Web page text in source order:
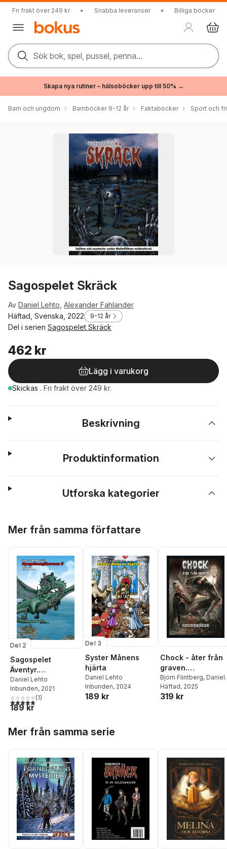
Fri frakt över 249 kr • Snabba leveranser • Billiga böcker
Sök bok, spel, pussel, penna...
Skapa nya rutiner – hälsoböcker upp till 50% →
Barn och ungdom Barnböcker 9-12 år Faktaböcker Sport och
Sagospelet Skräck
Av Daniel Lehto Alexander Fahlander
Häftad, Svenska, 2022
9-12 år
Del i serien Sagospelet Skräck
462 kr
Lägg i varukorg
Skickas . Fri frakt över 249 kr.
Beskrivning
Produktinformation
Utforska kategorier
Mer från samma författare
Del 2
Sagospelet
Äventyr.
Spegelmagikernas
ö
Daniel Lehto
Inbunden, 2021
5,0utav 5 stjärnor. Totalt antal röster:
(1)
189 kr
Del 3
Syster Månens
hjärta
Daniel Lehto
Inbunden, 2024
189 kr
Chock - åter från
graven.
Grundboken
Björn Flintberg, Daniel
Lehto
Häftad, 2025
319 kr
Mer från samma serie